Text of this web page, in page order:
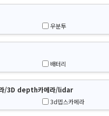
우분투
배터리
라/3D depth카메라/lidar
3d뎁스카메라